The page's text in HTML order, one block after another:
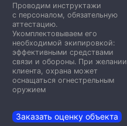
Проводим инструктажи
с персоналом, обязательную
аттестацию.
Укомплектовываем его
необходимой экипировкой:
эффективными средствами
связи и обороны. При желании
клиента, охрана может
оснащаться огнестрельным
оружием
Заказать оценку объекта